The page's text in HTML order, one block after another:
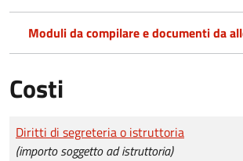
Moduli da compilare e documenti da
Costi
Tipo di pagamento
Importo
Diritti di segreteria o istruttoria
(importo soggetto ad istruttoria)